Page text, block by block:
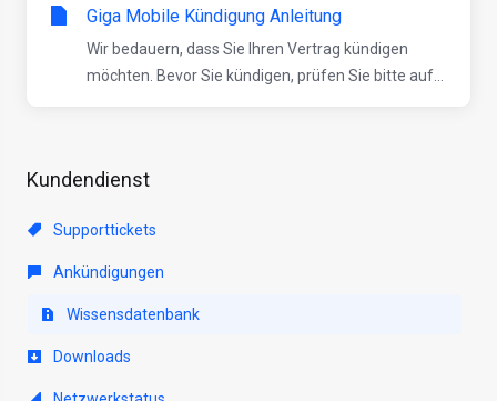
Kundendienst
Supporttickets
Ankündigungen
Wissensdatenbank
Downloads
Giga Mobile Kündigung Anleitung
Wir bedauern, dass Sie Ihren Vertrag kündigen
möchten. Bevor Sie kündigen, prüfen Sie bitte auf...